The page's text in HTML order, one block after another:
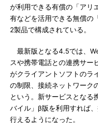
が利用できる有償の「アリ
有などを活用できる無償の
2製品で構成されている。
最新版となる4.5では、
スや携帯電話との連携サー
がクライアントソフトのラ
の制限、接続ネットワーク
という。新サービスとなる
バイル」β版を利用すれば
行えるようになった。